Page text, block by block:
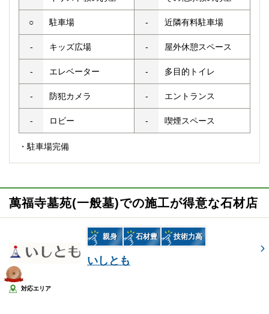
○ 駐車場 - 近隣有料駐車場
- キッズ広場 - 屋外休憩スペース
- エレベーター - 多目的トイレ
- 防犯カメラ - エントランス
- ロビー - 喫煙スペース
・駐車場完備
萬福寺墓苑(一般墓)での施工が得意な石材店
親身 石材豊 技術力高
いしとも
対応エリア